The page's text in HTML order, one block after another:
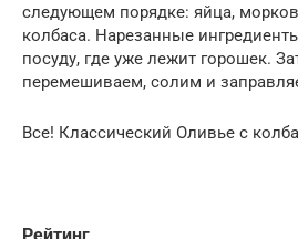
следующем порядке: яйца,
колбаса. Нарезанные
посуду, где уже лежит горошек.
перемешиваем, солим и
Все! Классический Оливье с